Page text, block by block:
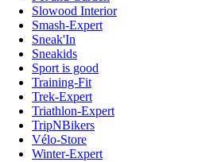
Slowood Interior
Smash-Expert
Sneak'In
Sneakids
Sport is good
Training-Fit
Trek-Expert
Triathlon-Expert
TripNBikers
Vélo-Store
Winter-Expert